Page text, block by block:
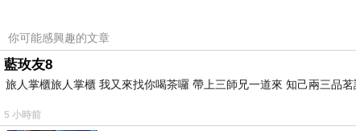
你可能感興趣的文章
藍玫友8
旅人掌櫃旅人掌櫃 我又來找你喝茶囉 帶上三師兄一道來 知己兩三品
5 小時前